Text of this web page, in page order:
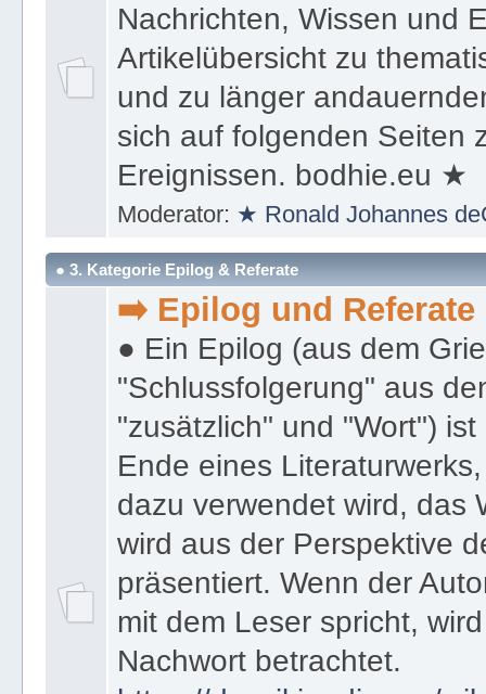
Nachrichten, Wissen und
Artikelübersicht zu
und zu länger
sich auf folgenden Seiten
Ereignissen. bodhie.eu ★
Moderator: ★ Ronald Johannes
● 3. Kategorie Epilog & Referate
➡️ Epilog und Referate
● Ein Epilog (aus dem
"Schlussfolgerung" aus
"zusätzlich" und "Wort")
Ende eines
dazu verwendet wird, das
wird aus der Perspektive
präsentiert. Wenn der
mit dem Leser spricht,
Nachwort betrachtet.